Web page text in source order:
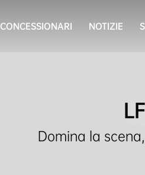
CONCESSIONARI NOTIZIE
Domina la